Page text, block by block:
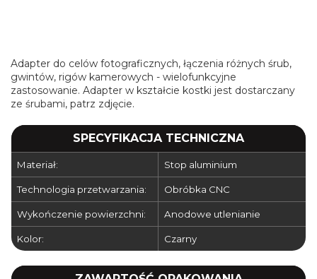
Adapter do celów fotograficznych, łączenia różnych śrub,
gwintów, rigów kamerowych - wielofunkcyjne
zastosowanie. Adapter w kształcie kostki jest dostarczany
ze śrubami, patrz zdjęcie.
SPECYFIKACJA TECHNICZNA
Materiał: Stop aluminium
Technologia przetwarzania: Obróbka CNC
Wykończenie powierzchni: Anodowe utlenianie
Kolor: Czarny